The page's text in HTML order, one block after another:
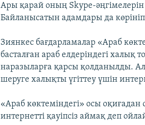
Ары қарай оның Skype-
Байланысатын адамдары да
Зиянкес бағдарламалар «Араб
басталған араб елдеріндегі халық
наразыларға қарсы қолданылды.
шеруге халықты үгіттеу үшін
«Араб көктеміндегі» осы оқиғадан
интернетті қауіпсіз аймақ деп